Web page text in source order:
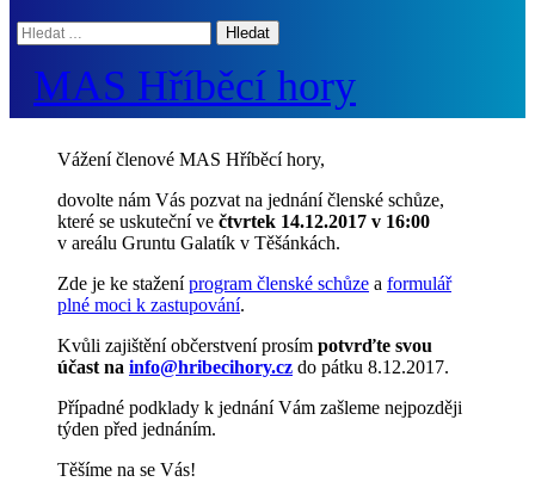
Hledat:
MAS Hříběcí hory
Vážení členové MAS Hříběcí hory,
dovolte nám Vás pozvat na jednání členské schůze,
které se uskuteční ve čtvrtek 14.12.2017 v 16:00
v areálu Gruntu Galatík v Těšánkách.
Zde je ke staženíprogram členské schůze a formulář
plné moci k zastupování.
Kvůli zajištění občerstvení prosím potvrďte svou
účast na info@hribecihory.cz do pátku 8.12.2017.
Případné podklady k jednání Vám zašleme nejpozději
týden před jednáním.
Těšíme na se Vás!